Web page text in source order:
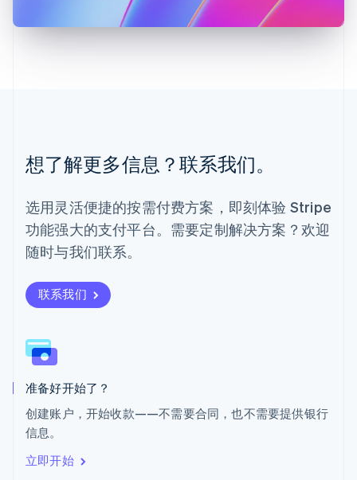
想了解更多信息？联系我们。
选用灵活便捷的按需付费方案，即刻体验 Stripe
功能强大的支付平台。需要定制解决方案？欢迎
随时与我们联系。
联系我们
准备好开始了？
创建账户，开始收款——不需要合同，也不需要提供银行
信息。
立即开始
English简体中文
PortuguêsEnglish
日本
瑞典
SvenskaEnglish
瑞士
DeutschFrançaisItaliano
English
斯洛伐克
斯洛文尼亚
English
泰国
ไทยEnglish
English
西班牙
Español
新加坡